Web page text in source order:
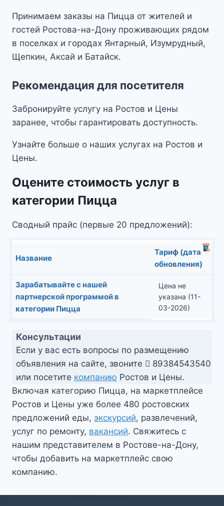
Принимаем заказы на Пицца от жителей и
гостей Ростова-на-Дону проживающих рядом
в поселках и городах Янтарный, Изумрудный,
Щепкин, Аксай и Батайск.
Рекомендация для посетителя
Забронируйте услугу на Ростов и Цены
заранее, чтобы гарантировать доступность.
Узнайте больше о наших услугах на Ростов и
Цены.
Оцените стоимость услуг в
категории Пицца
Сводный прайс (первые 20 предложений):
Название
Тариф (дата
обновления)
Зарабатывайте с нашей
партнерской программой в
категории Пицца
Цена не
указана (11-
03-2026)
Консультации
Если у вас есть вопросы по размещению
объявления на сайте, звоните
89384543540
или посетите компанию Ростов и Цены.
Включая категорию Пицца, на маркетплейсе
Ростов и Цены уже более 480 ростовских
предложений еды, экскурсий, развлечений,
услуг по ремонту, вакансий. Свяжитесь с
нашим представителем в Ростове-на-Дону,
чтобы добавить на маркетплейс свою
компанию.